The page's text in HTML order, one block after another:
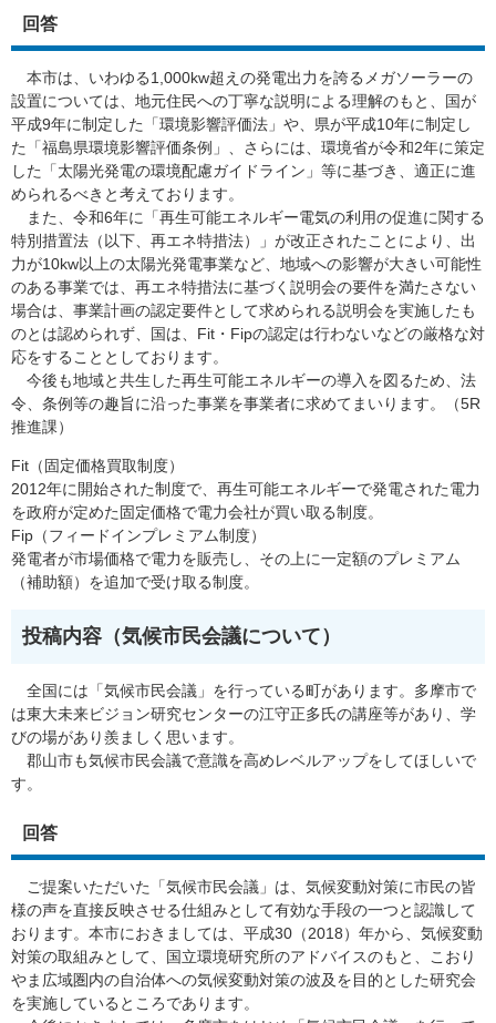
回答
本市は、いわゆる1,000kw超えの発電出力を誇るメガソーラーの
設置については、地元住民への丁寧な説明による理解のもと、国が
平成9年に制定した「環境影響評価法」や、県が平成10年に制定し
た「福島県環境影響評価条例」、さらには、環境省が令和2年に策定
した「太陽光発電の環境配慮ガイドライン」等に基づき、適正に進
められるべきと考えております。
また、令和6年に「再生可能エネルギー電気の利用の促進に関する
特別措置法（以下、再エネ特措法）」が改正されたことにより、出
力が10kw以上の太陽光発電事業など、地域への影響が大きい可能性
のある事業では、再エネ特措法に基づく説明会の要件を満たさない
場合は、事業計画の認定要件として求められる説明会を実施したも
のとは認められず、国は、Fit・Fipの認定は行わないなどの厳格な対
応をすることとしております。
今後も地域と共生した再生可能エネルギーの導入を図るため、法
令、条例等の趣旨に沿った事業を事業者に求めてまいります。（5R
推進課）
Fit（固定価格買取制度）
2012年に開始された制度で、再生可能エネルギーで発電された電力
を政府が定めた固定価格で電力会社が買い取る制度。
Fip（フィードインプレミアム制度）
発電者が市場価格で電力を販売し、その上に一定額のプレミアム
（補助額）を追加で受け取る制度。
投稿内容（気候市民会議について​）
全国には「気候市民会議」を行っている町があります。多摩市で
は東大未来ビジョン研究センターの江守正多氏の講座等があり、学
びの場があり羨ましく思います。
郡山市も気候市民会議で意識を高めレベルアップをしてほしいで
す。
回答
ご提案いただいた「気候市民会議」は、気候変動対策に市民の皆
様の声を直接反映させる仕組みとして有効な手段の一つと認識して
おります。本市におきましては、平成30（2018）年から、気候変動
対策の取組みとして、国立環境研究所のアドバイスのもと、こおり
やま広域圏内の自治体への気候変動対策の波及を目的とした研究会
を実施しているところであります。